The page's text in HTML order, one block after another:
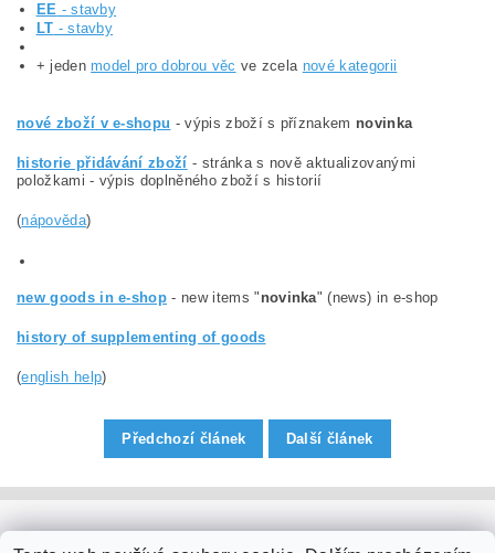
EE - stavby
LT - stavby
+ jeden model pro dobrou věc ve zcela nové kategorii
nové zboží v e-shopu - výpis zboží s příznakem novinka
historie přidávání zboží - stránka s nově aktualizovanými
položkami - výpis doplněného zboží s historií
(nápověda)
new goods in e-shop - new items " novinka" (news) in e-shop
history of supplementing of goods
(english help)
Předchozí článek Další článek